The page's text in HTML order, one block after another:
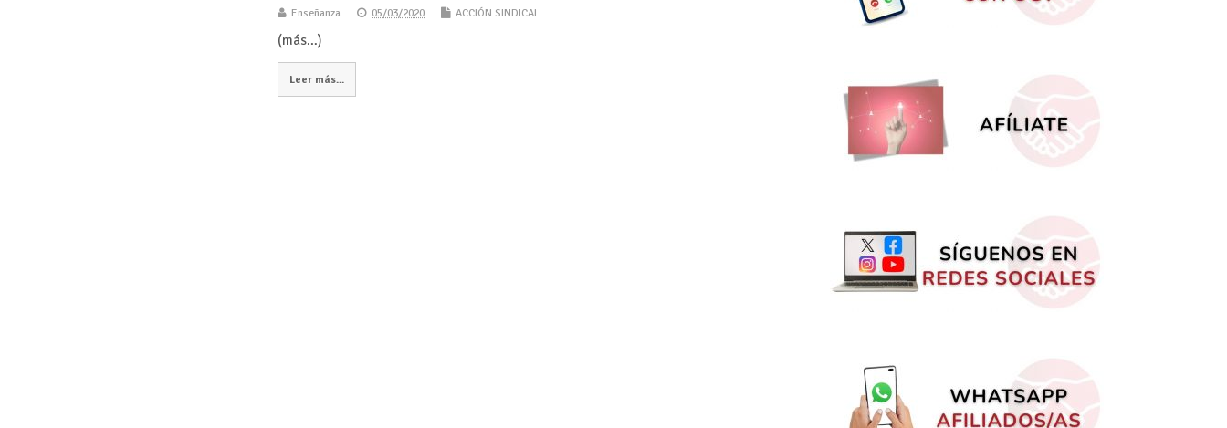
Enseñanza 05/03/2020 ACCIÓN SINDICAL
(más…)
Leer más...